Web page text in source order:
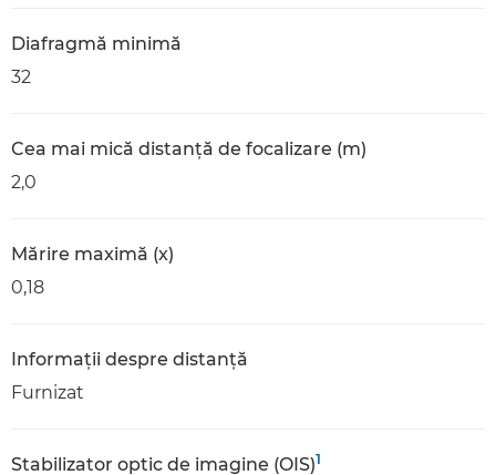
Diafragmă minimă
32
Cea mai mică distanţă de focalizare (m)
2,0
Mărire maximă (x)
0,18
Informaţii despre distanţă
Furnizat
Stabilizator optic de imagine (OIS)1